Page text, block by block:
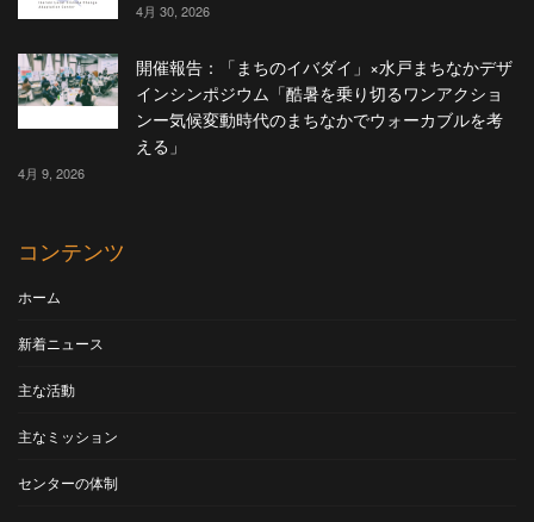
4月 30, 2026
開催報告：「まちのイバダイ」×水戸まちなかデザ
インシンポジウム「酷暑を乗り切るワンアクショ
ンー気候変動時代のまちなかでウォーカブルを考
える」
4月 9, 2026
コンテンツ
ホーム
新着ニュース
主な活動
主なミッション
センターの体制